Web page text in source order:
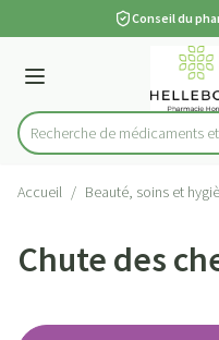
1 de 1 Conseil du
Menu
Rechercher
Recherche de médicaments
Accueil / Beauté, soins et
Chute des